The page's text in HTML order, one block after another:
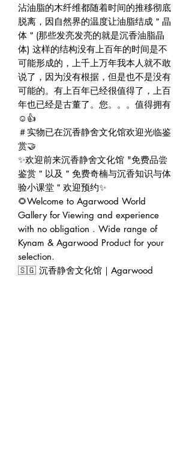
沾油脂的木纤维都随着时间的推移彻底
脱离，因自然界的温度让油脂结成＂晶
体＂(那些发亮发亮的就是沉香油脂晶
体) 这样的结构没有上百年的时间是不
可能形成的，上千上万年我本人就不敢
说了，因为没有根据，但是也不是没有
可能的。有上百年已经很值得了，上百
年也已经是古董了。您。。。值得拥有
☺️👍
＃实物已在沉香静舍文化馆欢迎光临鉴
赏🤝
✨欢迎前来沉香静舍文化馆 "免费品尝
鉴赏＂以及＂免费奇楠与沉香知识与体
验小课堂＂欢迎预约✨
🌻Welcome to Agarwood World
Gallery for Viewing and experience
with no obligation . Wide range of
Kynam & Agarwood Product for your
selection.
🇸🇬 沉香静舍文化馆｜Agarwood